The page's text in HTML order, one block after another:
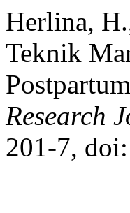
Herlina,
Teknik
Research
201-7,